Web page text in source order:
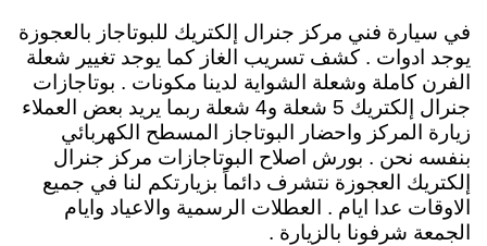
في سيارة فني مركز جنرال إلكتريك للبوتاجاز بالعجوزة
يوجد ادوات . كشف تسريب الغاز كما يوجد تغيير شعلة
الفرن كاملة وشعلة الشواية لدينا مكونات . بوتاجازات
جنرال إلكتريك 5 شعلة و4 شعلة ربما يريد بعض العملاء
زيارة المركز واحضار البوتاجاز المسطح الكهربائي
بنفسه نحن . بورش اصلاح البوتاجازات مركز جنرال
إلكتريك العجوزة نتشرف دائماً بزيارتكم لنا في جميع
الاوقات عدا ايام . العطلات الرسمية والاعياد وايام
الجمعة شرفونا بالزيارة .